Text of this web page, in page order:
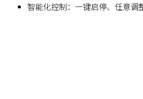
智能化控制：一键启停、任意调